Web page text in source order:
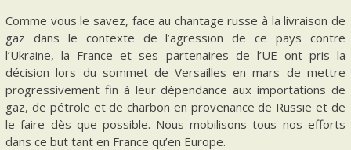
Comme vous le savez, face au chantage russe à la livraison de
gaz dans le contexte de l’agression de ce pays contre
l’Ukraine, la France et ses partenaires de l’UE ont pris la
décision lors du sommet de Versailles en mars de mettre
progressivement fin à leur dépendance aux importations de
gaz, de pétrole et de charbon en provenance de Russie et de
le faire dès que possible. Nous mobilisons tous nos efforts
dans ce but tant en France qu’en Europe.